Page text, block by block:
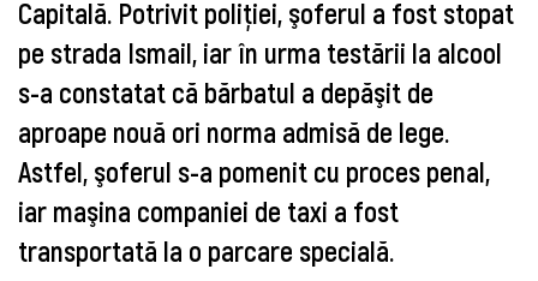
Capitală. Potrivit poliţiei, şoferul a fost stopat
pe strada Ismail, iar în urma testării la alcool
s-a constatat că bărbatul a depăşit de
aproape nouă ori norma admisă de lege.
Astfel, şoferul s-a pomenit cu proces penal,
iar maşina companiei de taxi a fost
transportată la o parcare specială.